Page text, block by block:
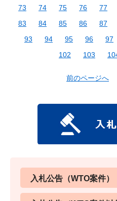
73
74 75 76 77
83
84 85 86 87
93
94 95 96 97
102
103
前のページへ
入札公告（WTO案件）